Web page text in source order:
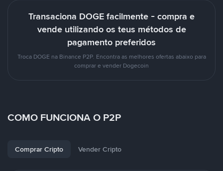
Transaciona DOGE facilmente - compra e
vende utilizando os teus métodos de
pagamento preferidos
Troca DOGE na Binance P2P. Encontra as melhores ofertas abaixo para
comprar e vender Dogecoin
COMO FUNCIONA O P2P
Comprar Cripto Vender Cripto